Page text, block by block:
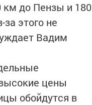
км до Пензы и 180
этого не
Вадим
цены
обойдутся в